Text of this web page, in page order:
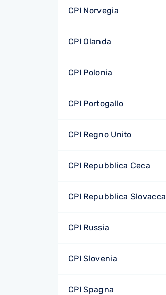
CPI Norvegia
CPI Olanda
CPI Polonia
CPI Portogallo
CPI Regno Unito
CPI Repubblica Ceca
CPI Repubblica Slovacca
CPI Russia
CPI Slovenia
CPI Spagna